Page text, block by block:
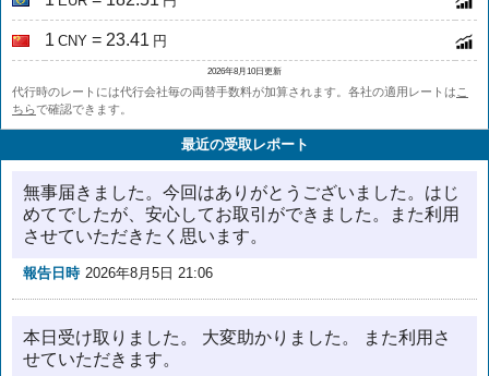
1 CNY = 23.41 円
2026年8月10日更新
代行時のレートには代行会社毎の両替手数料が加算されます。各社の適用レートは こ
ちらで確認できます。
最近の受取レポート
無事届きました。今回はありがとうございました。はじ
めてでしたが、安心してお取引ができました。また利用
させていただきたく思います。
報告日時 2026年8月5日 21:06
本日受け取りました。 大変助かりました。 また利用さ
せていただきます。